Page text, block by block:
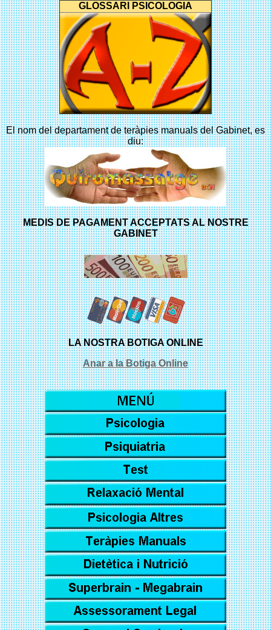
GLOSSARI PSICOLOGIA
El nom del departament de teràpies manuals del Gabinet, es
diu:
MEDIS DE PAGAMENT ACCEPTATS AL NOSTRE
GABINET
LA NOSTRA BOTIGA ONLINE
Anar a la Botiga Online